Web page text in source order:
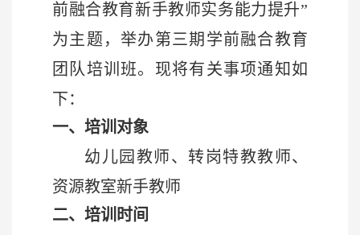
前融合教育新手教师实务能力提升”
为主题，举办第三期学前融合教育
团队培训班。现将有关事项通知如
下：
一、培训对象
幼儿园教师、转岗特教教师、
资源教室新手教师
二、培训 时间